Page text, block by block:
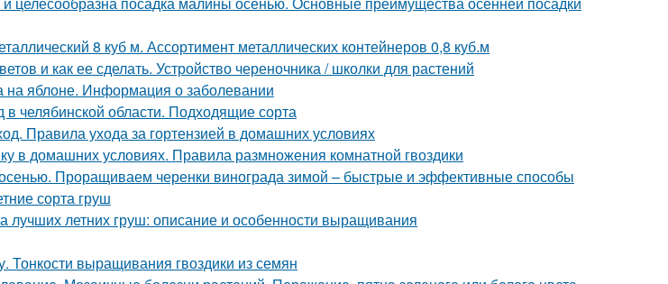
8 куб м. Ассортимент металлических контейнеров 0,8 куб.м
и как ее сделать. Устройство череночника / школки для растений
на яблоне. Информация о заболевании
в челябинской области. Подходящие сорта
Правила ухода за гортензией в домашних условиях
в домашних условиях. Правила размножения комнатной гвоздики
Проращиваем черенки винограда зимой – быстрые и эффективные способы
сорта груш
лучших летних груш: описание и особенности выращивания
Тонкости выращивания гвоздики из семян